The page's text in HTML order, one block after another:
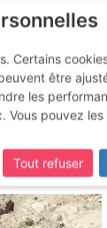
Certains
être
les
Vous pouvez
Tout refuser